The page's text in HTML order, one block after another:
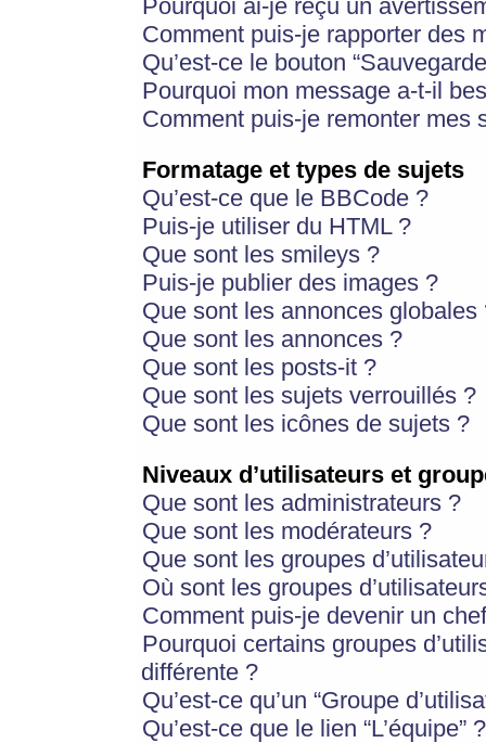
Pourquoi ai-je reçu un
Comment puis-je rapporter des
Qu’est-ce le bouton
Pourquoi mon message a-t-il
Comment puis-je remonter mes
Formatage et types de sujets
Qu’est-ce que le BBCode ?
Puis-je utiliser du HTML ?
Que sont les smileys ?
Puis-je publier des images ?
Que sont les annonces globales
Que sont les annonces ?
Que sont les posts-it ?
Que sont les sujets verrouillés ?
Que sont les icônes de sujets ?
Niveaux d’utilisateurs et
Que sont les administrateurs ?
Que sont les modérateurs ?
Que sont les groupes
Où sont les groupes
Comment puis-je devenir un
Pourquoi certains groupes
différente ?
Qu’est-ce qu’un “Groupe
Qu’est-ce que le lien “L’équipe” ?